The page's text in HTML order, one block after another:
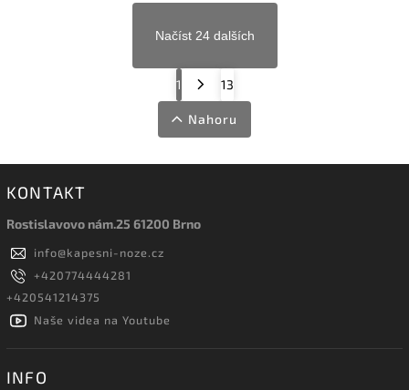
Načíst 24 dalších
1 13
Nahoru
KONTAKT
Rostislavovo nám.25 61200 Brno
info@kapesni-noze.cz
+420774444281
+420541214375
Naše videa na Youtube
INFO